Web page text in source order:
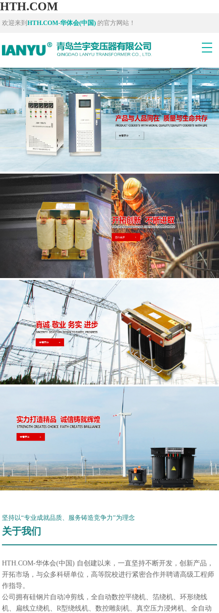
HTH.COM
欢迎来到HTH.COM-华体会(中国) 的官方网站！
坚持以“专业成就品质、服务铸造竞争力”为理念
关于我们
HTH.COM-华体会(中国) 自创建以来，一直坚持不断开发，创新产品，
开拓市场，与众多科研单位，高等院校进行紧密合作并聘请高级工程师
作指导。
公司拥有硅钢片自动冲剪线，全自动数控平绕机、箔绕机、环形绕线
机、扁线立绕机、R型绕线机、数控雕刻机、真空压力浸烤机、全自动